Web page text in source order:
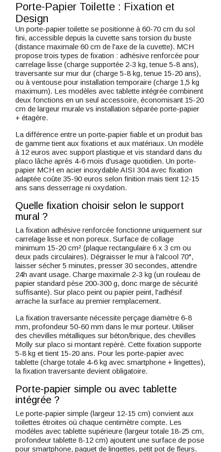
Porte-Papier Toilette : Fixation et
Design
Un porte-papier toilette se positionne à 60-70 cm du sol
fini, accessible depuis la cuvette sans torsion du buste
(distance maximale 60 cm de l'axe de la cuvette). MCH
propose trois types de fixation : adhésive renforcée pour
carrelage lisse (charge supportée 2-3 kg, tenue 5-8 ans),
traversante sur mur dur (charge 5-8 kg, tenue 15-20 ans),
ou à ventouse pour installation temporaire (charge 1,5 kg
maximum). Les modèles avec tablette intégrée combinent
deux fonctions en un seul accessoire, économisant 15-20
cm de largeur murale vs installation séparée porte-papier
+ étagère.
La différence entre un porte-papier fiable et un produit bas
de gamme tient aux fixations et aux matériaux. Un modèle
à 12 euros avec support plastique et vis standard dans du
placo lâche après 4-6 mois d'usage quotidien. Un porte-
papier MCH en acier inoxydable AISI 304 avec fixation
adaptée coûte 35-90 euros selon finition mais tient 12-15
ans sans desserrage ni oxydation.
Quelle fixation choisir selon le support
mural ?
La fixation adhésive renforcée fonctionne uniquement sur
carrelage lisse et non poreux. Surface de collage
minimum 15-20 cm² (plaque rectangulaire 6 x 3 cm ou
deux pads circulaires). Dégraisser le mur à l'alcool 70°,
laisser sécher 5 minutes, presser 30 secondes, attendre
24h avant usage. Charge maximale 2-3 kg (un rouleau de
papier standard pèse 200-300 g, donc marge de sécurité
suffisante). Sur placo peint ou papier peint, l'adhésif
arrache la surface au premier remplacement.
La fixation traversante nécessite perçage diamètre 6-8
mm, profondeur 50-60 mm dans le mur porteur. Utiliser
des chevilles métalliques sur béton/brique, des chevilles
Molly sur placo si montant repéré. Cette fixation supporte
5-8 kg et tient 15-20 ans. Pour les porte-papier avec
tablette (charge totale 4-6 kg avec smartphone + lingettes),
la fixation traversante devient obligatoire.
Porte-papier simple ou avec tablette
intégrée ?
Le porte-papier simple (largeur 12-15 cm) convient aux
toilettes étroites où chaque centimètre compte. Les
modèles avec tablette supérieure (largeur totale 18-25 cm,
profondeur tablette 8-12 cm) ajoutent une surface de pose
pour smartphone, paquet de lingettes, petit pot de fleurs.